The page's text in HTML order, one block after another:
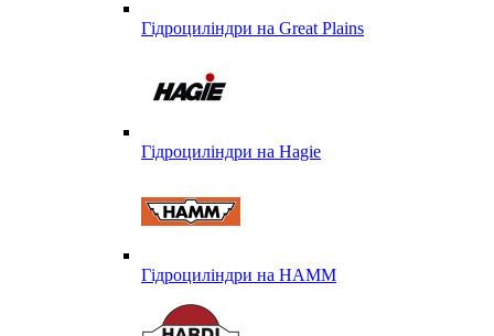
Гідроциліндри на Great Plains
Гідроциліндри на Hagie
Гідроциліндри на HAMM